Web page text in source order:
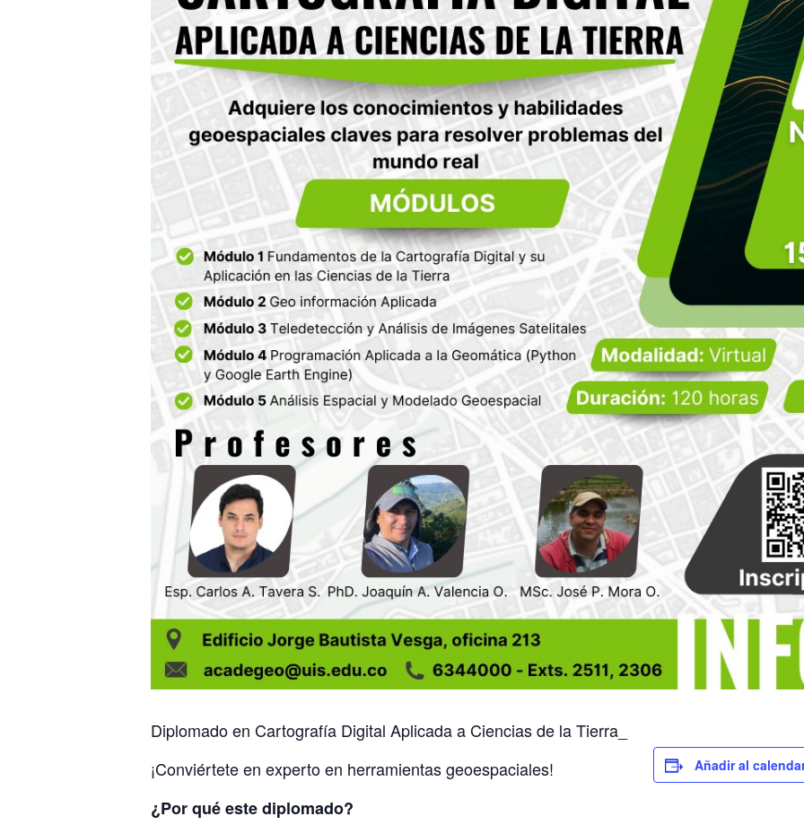
Diplomado en Cartografía Digital Aplicada a Ciencias de la Tierra_
¡Conviértete en experto en herramientas geoespaciales!
¿Por qué este diplomado?
Añadir al